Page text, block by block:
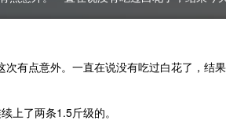
有点意外。一直在说没有吃过白花了，结
上了两条1.5斤级的。